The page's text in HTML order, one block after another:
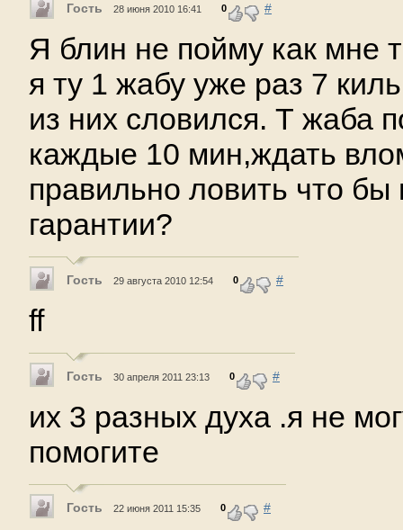
Гость 28 июня 2010 16:41 0 #
Я блин не пойму как мне
я ту 1 жабу уже раз 7
из них словился. Т жаба
каждые 10 мин,ждать
правильно ловить что бы
гарантии?
Гость 29 августа 2010 12:54 0 #
ff
Гость 30 апреля 2011 23:13 0 #
их 3 разных духа .я не
помогите
Гость 22 июня 2011 15:35 0 #